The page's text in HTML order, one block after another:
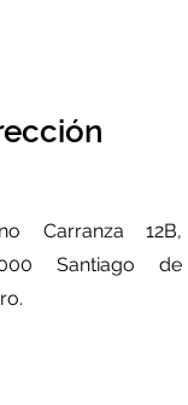
Carranza 12B,
Santiago de